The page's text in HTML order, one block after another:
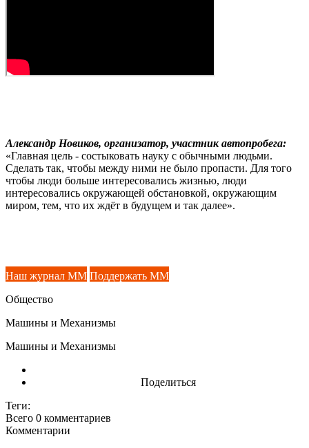
Александр Новиков, организатор, участник автопробега:
«Главная цель - состыковать науку с обычными людьми.
Сделать так, чтобы между ними не было пропасти. Для того
чтобы люди больше интересовались жизнью, люди
интересовались окружающей обстановкой, окружающим
миром, тем, что их ждёт в будущем и так далее».
Наш журнал ММ Поддержать ММ
Общество
Машины и Механизмы
Машины и Механизмы
Поделиться
Теги:
Всего 0 комментариев
Комментарии